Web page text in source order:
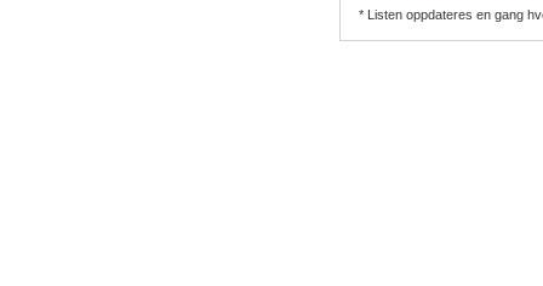
* Listen oppdateres en gang